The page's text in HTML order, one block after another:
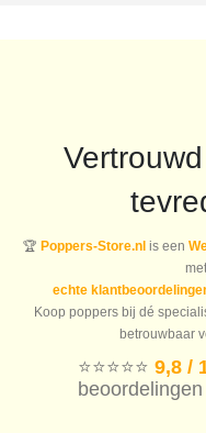
🏆 Poppers-Store.nlis een
met
echte
Koop poppers bij dé
betrouwbaar
⭐️⭐️⭐️⭐️⭐️ 9,8 /
beoordelingen